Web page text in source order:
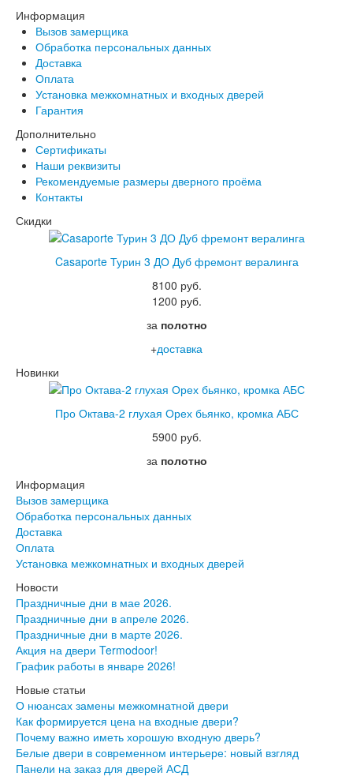
Информация
Вызов замерщика
Обработка персональных данных
Доставка
Оплата
Установка межкомнатных и входных дверей
Гарантия
Дополнительно
Сертификаты
Наши реквизиты
Рекомендуемые размеры дверного проёма
Контакты
Скидки
Casaporte Турин 3 ДО Дуб фремонт вералинга
8100 руб.
1200 руб.
за полотно
+доставка
Новинки
Про Октава-2 глухая Орех бьянко, кромка АБС
5900 руб.
за полотно
Информация
Вызов замерщика
Обработка персональных данных
Доставка
Оплата
Установка межкомнатных и входных дверей
Новости
Праздничные дни в мае 2026.
Праздничные дни в апреле 2026.
Праздничные дни в марте 2026.
Акция на двери Termodoor!
График работы в январе 2026!
Новые статьи
О нюансах замены межкомнатной двери
Как формируется цена на входные двери?
Почему важно иметь хорошую входную дверь?
Белые двери в современном интерьере: новый взгляд
Панели на заказ для дверей АСД